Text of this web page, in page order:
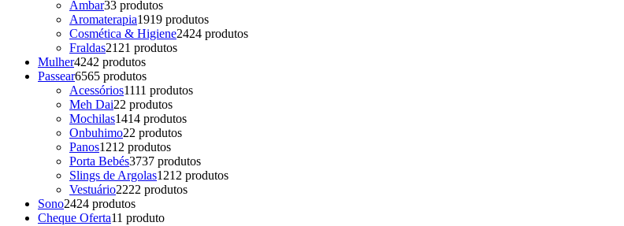
Âmbar33 produtos
Aromaterapia1919 produtos
Cosmética & Higiene2424 produtos
Fraldas2121 produtos
Mulher4242 produtos
Passear6565 produtos
Acessórios1111 produtos
Meh Dai22 produtos
Mochilas1414 produtos
Onbuhimo22 produtos
Panos1212 produtos
Porta Bebés3737 produtos
Slings de Argolas1212 produtos
Vestuário2222 produtos
Sono2424 produtos
Cheque Oferta11 produto